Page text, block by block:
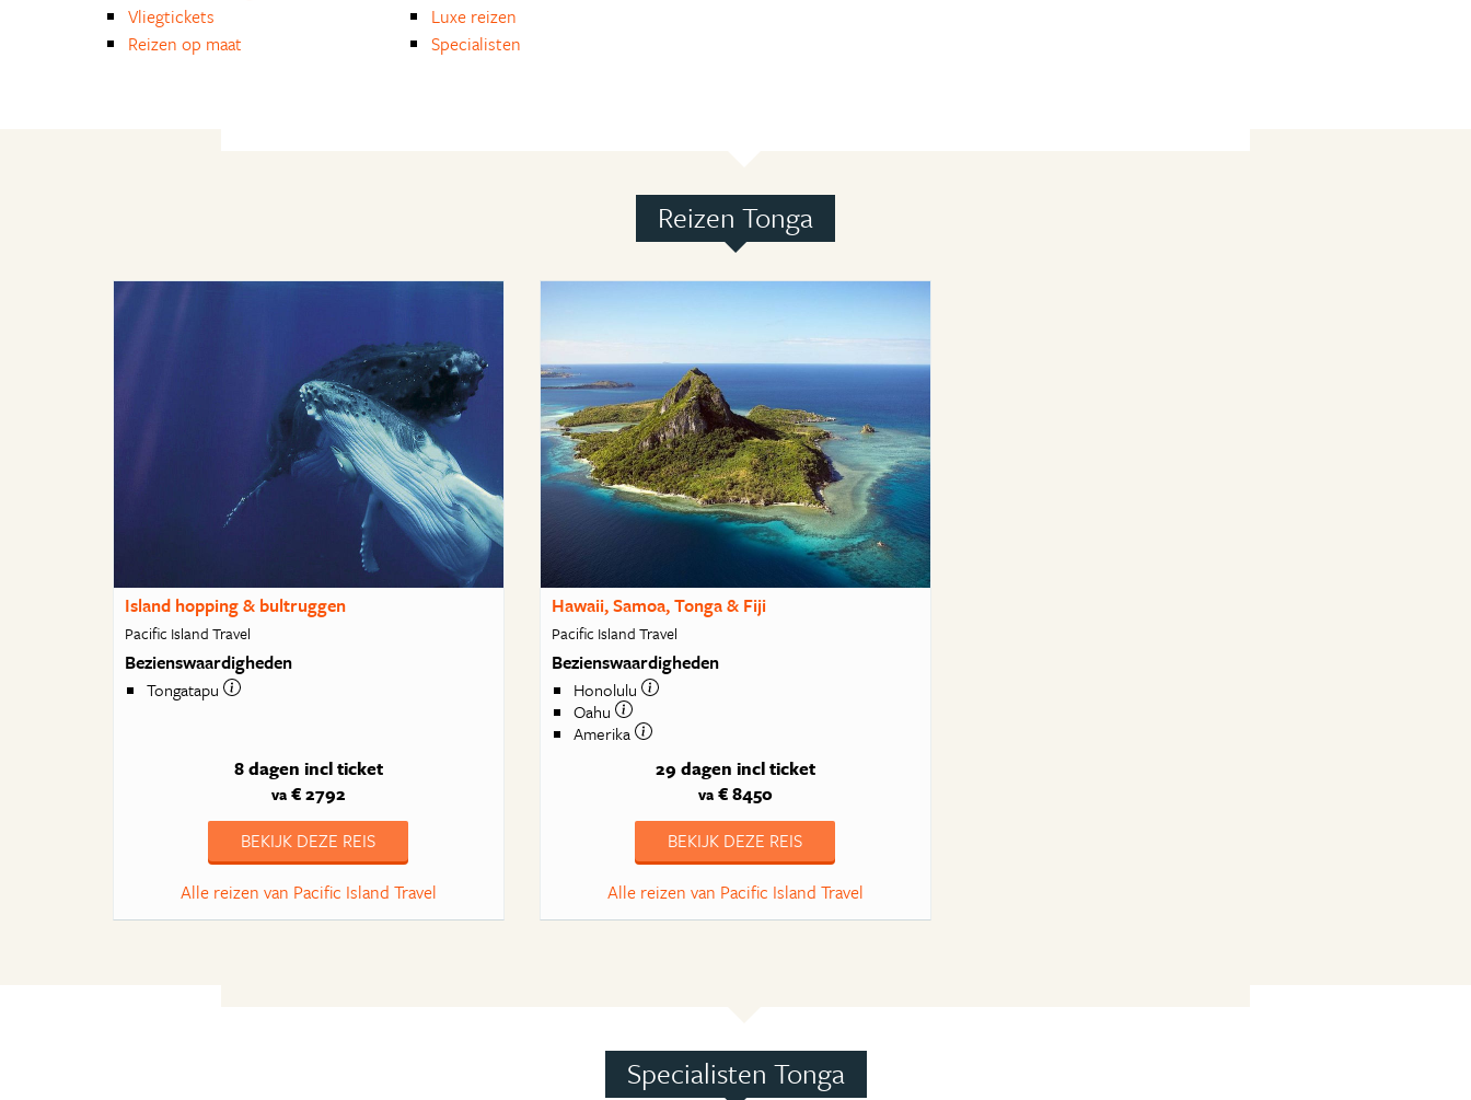
Vliegtickets
Reizen op maat
Luxe reizen
Specialisten
Reizen Tonga
Island hopping & bultruggen
Pacific Island Travel
Bezienswaardigheden
Tongatapu
8 dagen incl ticket
va€ 2792
BEKIJK DEZE REIS
Alle reizen van Pacific Island Travel
Hawaii, Samoa, Tonga & Fiji
Pacific Island Travel
Bezienswaardigheden
Honolulu
Oahu
Amerika
29 dagen incl ticket
va€ 8450
BEKIJK DEZE REIS
Alle reizen van Pacific Island Travel
Specialisten Tonga